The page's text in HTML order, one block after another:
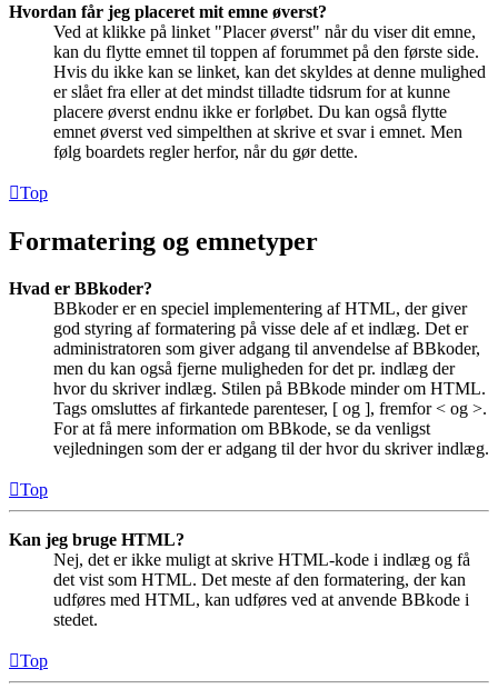
Hvordan får jeg placeret mit emne øverst?
Ved at klikke på linket "Placer øverst" når du viser dit emne,
kan du flytte emnet til toppen af forummet på den første side.
Hvis du ikke kan se linket, kan det skyldes at denne mulighed
er slået fra eller at det mindst tilladte tidsrum for at kunne
placere øverst endnu ikke er forløbet. Du kan også flytte
emnet øverst ved simpelthen at skrive et svar i emnet. Men
følg boardets regler herfor, når du gør dette.
Top
Formatering og emnetyper
Hvad er BBkoder?
BBkoder er en speciel implementering af HTML, der giver
god styring af formatering på visse dele af et indlæg. Det er
administratoren som giver adgang til anvendelse af BBkoder,
men du kan også fjerne muligheden for det pr. indlæg der
hvor du skriver indlæg. Stilen på BBkode minder om HTML.
Tags omsluttes af firkantede parenteser, [ og ], fremfor < og >.
For at få mere information om BBkode, se da venligst
vejledningen som der er adgang til der hvor du skriver indlæg.
Top
Kan jeg bruge HTML?
Nej, det er ikke muligt at skrive HTML-kode i indlæg og få
det vist som HTML. Det meste af den formatering, der kan
udføres med HTML, kan udføres ved at anvende BBkode i
stedet.
Top